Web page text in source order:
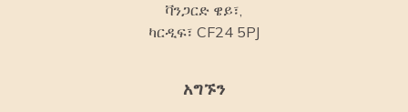
ቫንጋርድ ዌይ፣,
ካርዲፍ፣ CF24 5PJ
አግኙን